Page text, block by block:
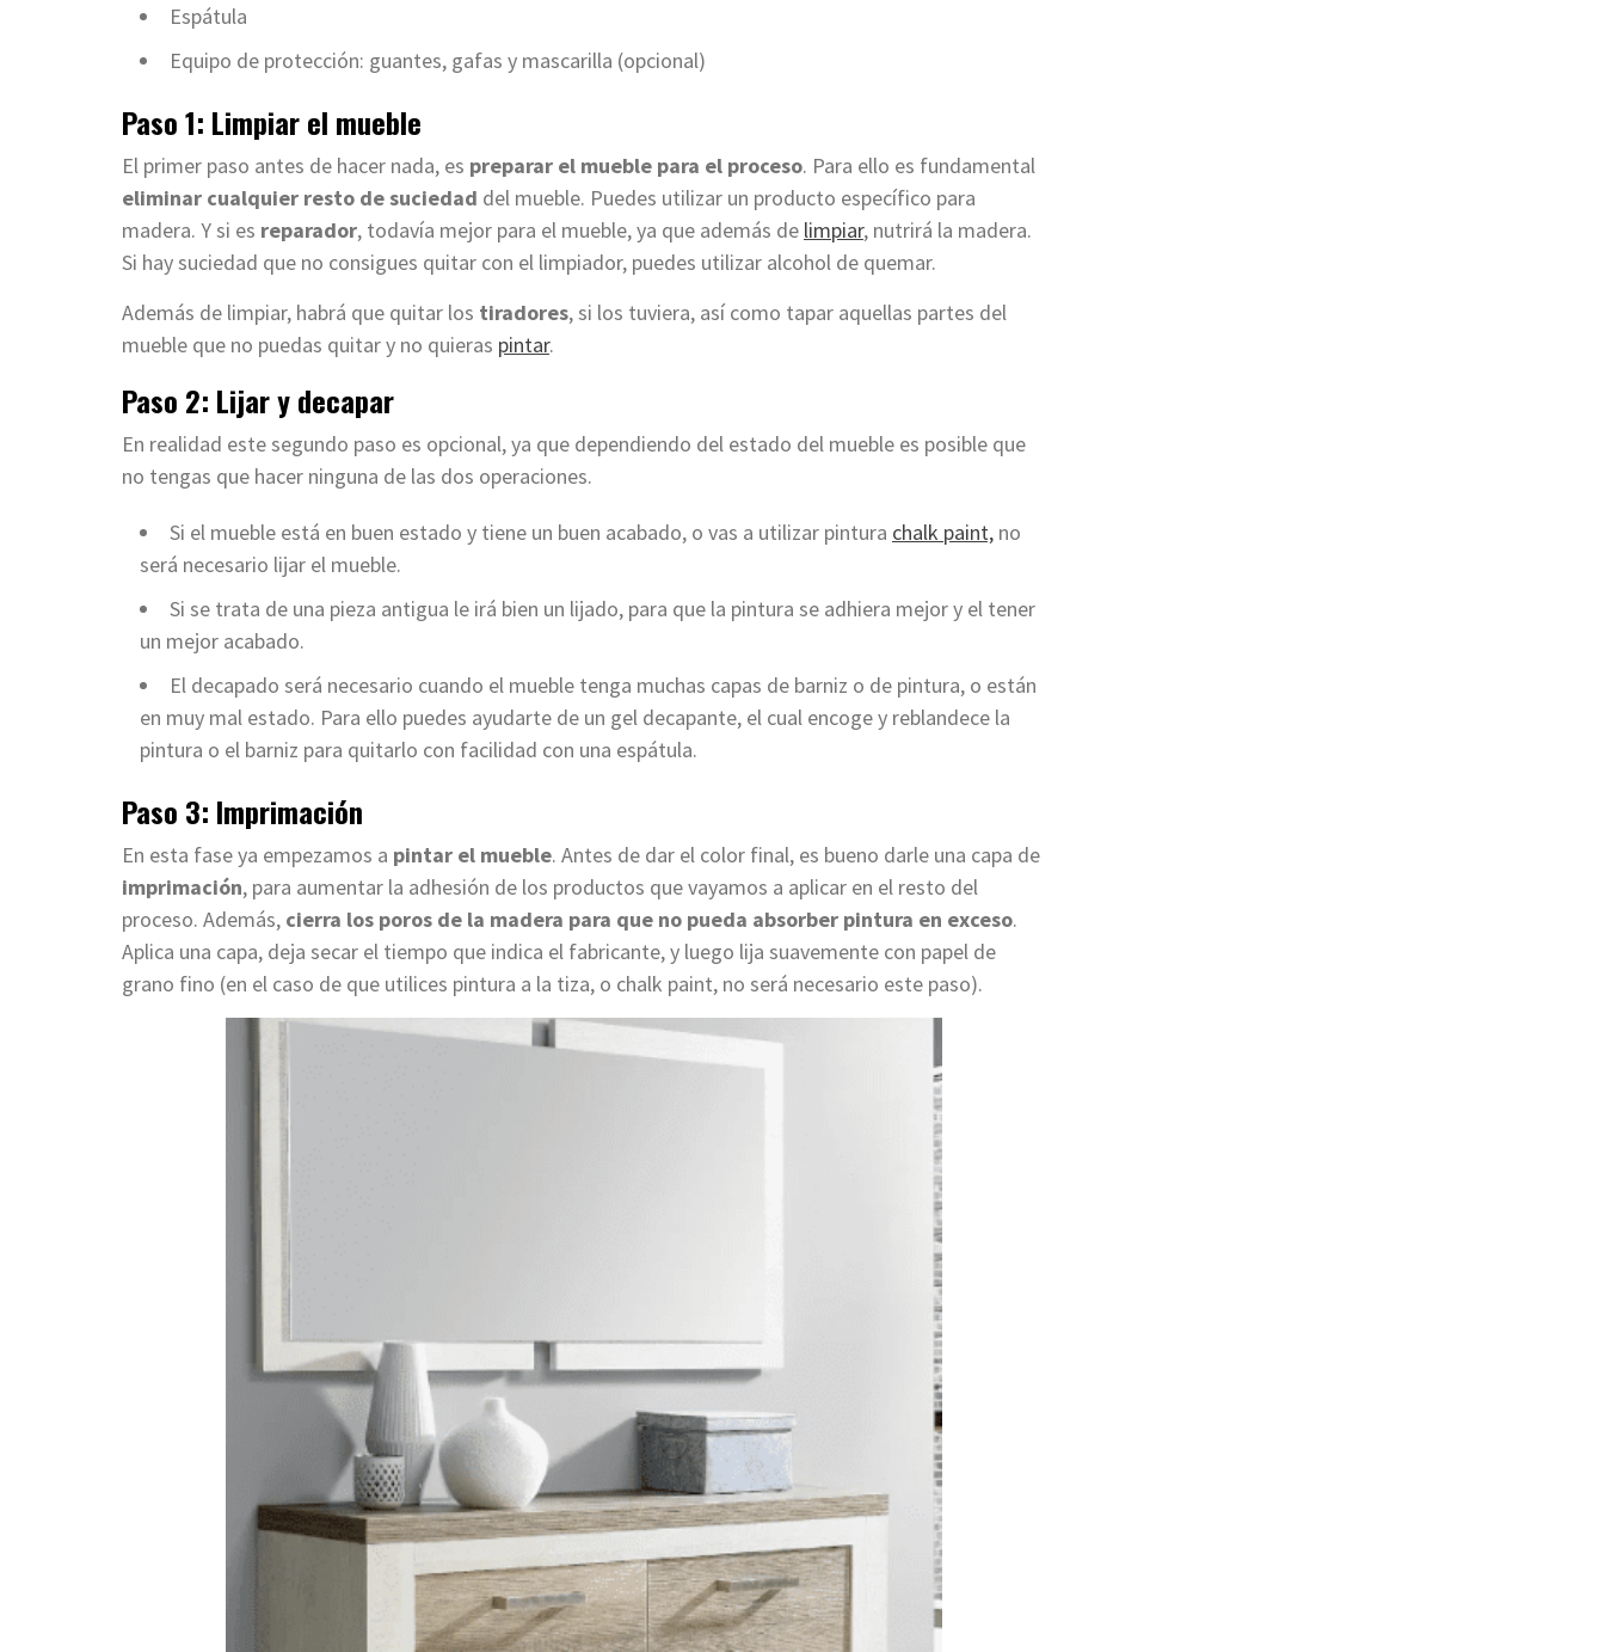
Espátula
Equipo de protección: guantes, gafas y mascarilla (opcional)
Paso 1: Limpiar el mueble
El primer paso antes de hacer nada, es preparar el mueble para el proceso. Para ello es fundamental
eliminar cualquier resto de suciedad del mueble. Puedes utilizar un producto específico para
madera. Y si es reparador, todavía mejor para el mueble, ya que además de limpiar, nutrirá la madera.
Si hay suciedad que no consigues quitar con el limpiador, puedes utilizar alcohol de quemar.
Además de limpiar, habrá que quitar los tiradores, si los tuviera, así como tapar aquellas partes del
mueble que no puedas quitar y no quieras pintar.
Paso 2: Lijar y decapar
En realidad este segundo paso es opcional, ya que dependiendo del estado del mueble es posible que
no tengas que hacer ninguna de las dos operaciones.
Si el mueble está en buen estado y tiene un buen acabado, o vas a utilizar pintura chalk paint, no
será necesario lijar el mueble.
Si se trata de una pieza antigua le irá bien un lijado, para que la pintura se adhiera mejor y el tener
un mejor acabado.
El decapado será necesario cuando el mueble tenga muchas capas de barniz o de pintura, o están
en muy mal estado. Para ello puedes ayudarte de un gel decapante, el cual encoge y reblandece la
pintura o el barniz para quitarlo con facilidad con una espátula.
Paso 3: Imprimación
En esta fase ya empezamos a pintar el mueble. Antes de dar el color final, es bueno darle una capa de
imprimación, para aumentar la adhesión de los productos que vayamos a aplicar en el resto del
proceso. Además, cierra los poros de la madera para que no pueda absorber pintura en exceso.
Aplica una capa, deja secar el tiempo que indica el fabricante, y luego lija suavemente con papel de
grano fino (en el caso de que utilices pintura a la tiza, o chalk paint, no será necesario este paso).